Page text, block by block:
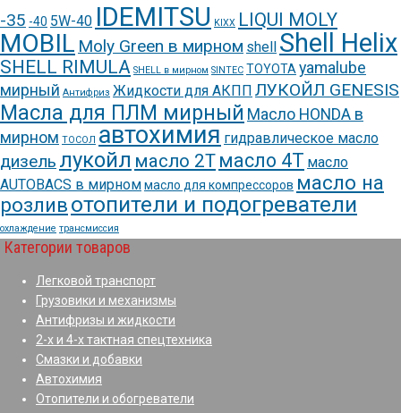
-35 -40 5W-40 IDEMITSU KIXX LIQUI MOLY
MOBIL Moly Green в мирном shell Shell Helix
SHELL RIMULA SHELL в мирном SINTEC TOYOTA yamalube
мирный Антифриз Жидкости для АКПП ЛУКОЙЛ GENESIS
Масла для ПЛМ мирный Масло HONDA в
мирном ТОСОЛ автохимия гидравлическое масло
дизель лукойл масло 2Т масло 4Т масло
AUTOBACS в мирноммасло для компрессоров масло на
розливотопители и подогреватели
охлаждение трансмиссия
Категории товаров
Легковой транспорт
Грузовики и механизмы
Антифризы и жидкости
2-х и 4-х тактная спецтехника
Смазки и добавки
Автохимия
Отопители и обогреватели